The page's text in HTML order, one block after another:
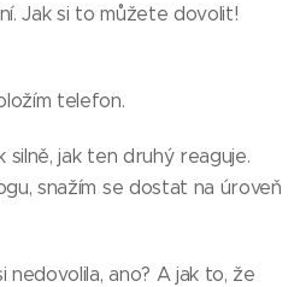
Jak si to můžete dovolit!
telefon.
jak ten druhý reaguje.
snažím se dostat na úroveň
nedovolila, ano? A jak to, že